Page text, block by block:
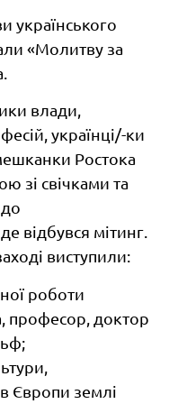
українського
«Молитву за
влади,
українці/-ки
Ростока
зі свічками та
відбувся мітинг.
виступили:
роботи
професор, доктор
Європи землі